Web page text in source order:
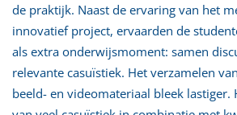
de praktijk. Naast de ervaring van het
innovatief project, ervaarden de
als extra onderwijsmoment: samen
relevante casuïstiek. Het verzamelen
beeld- en videomateriaal bleek lastiger.